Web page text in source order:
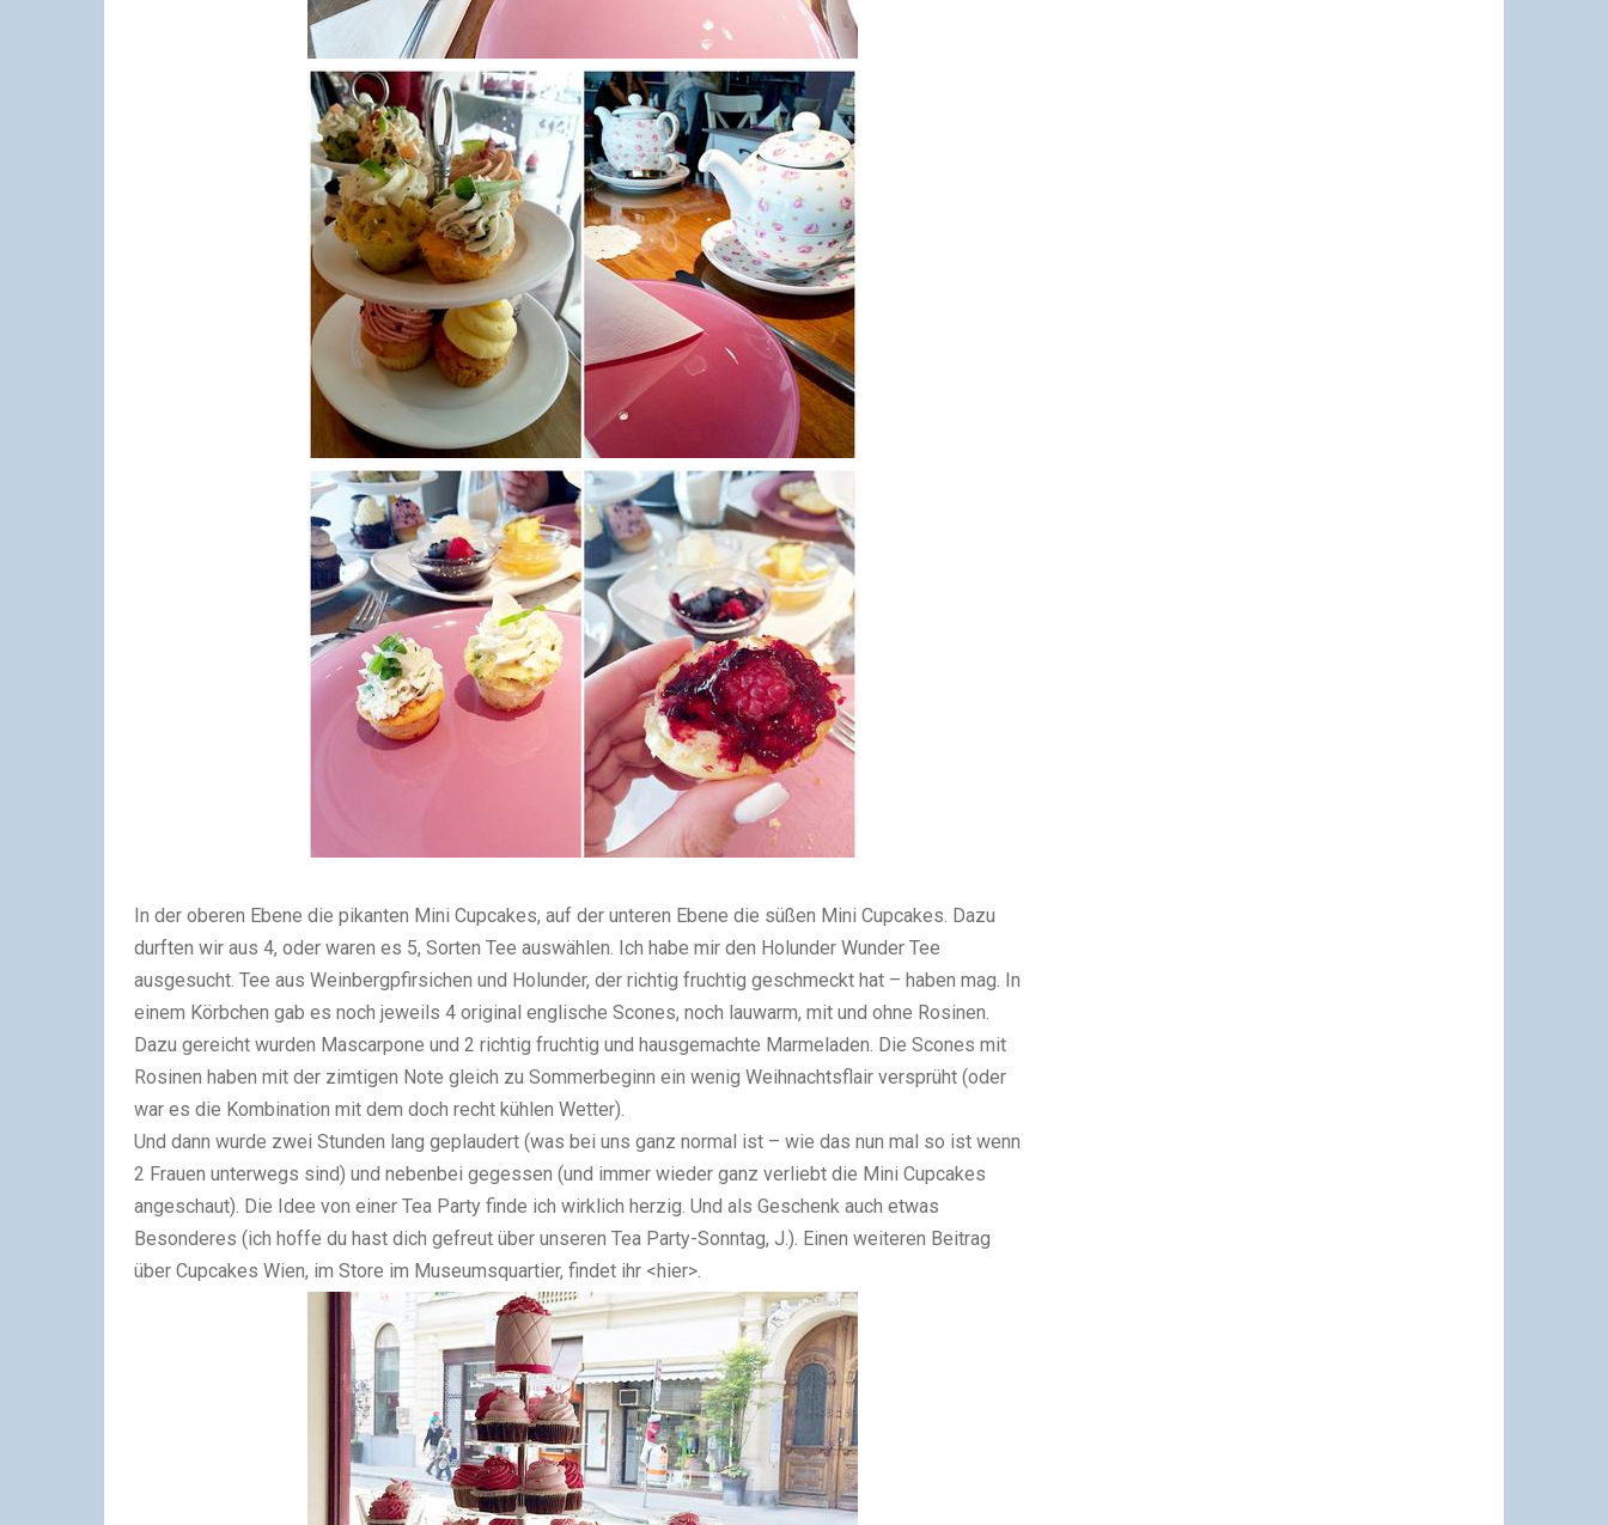
In der oberen Ebene die pikanten Mini Cupcakes, auf der unteren Ebene die süßen Mini Cupcakes. Dazu
durften wir aus 4, oder waren es 5, Sorten Tee auswählen. Ich habe mir den Holunder Wunder Tee
ausgesucht. Tee aus Weinbergpfirsichen und Holunder, der richtig fruchtig geschmeckt hat – haben mag. In
einem Körbchen gab es noch jeweils 4 original englische Scones, noch lauwarm, mit und ohne Rosinen.
Dazu gereicht wurden Mascarpone und 2 richtig fruchtig und hausgemachte Marmeladen. Die Scones mit
Rosinen haben mit der zimtigen Note gleich zu Sommerbeginn ein wenig Weihnachtsflair versprüht (oder
war es die Kombination mit dem doch recht kühlen Wetter).
Und dann wurde zwei Stunden lang geplaudert (was bei uns ganz normal ist – wie das nun mal so ist wenn
2 Frauen unterwegs sind) und nebenbei gegessen (und immer wieder ganz verliebt die Mini Cupcakes
angeschaut). Die Idee von einer Tea Party finde ich wirklich herzig. Und als Geschenk auch etwas
Besonderes (ich hoffe du hast dich gefreut über unseren Tea Party-Sonntag, J.). Einen weiteren Beitrag
über Cupcakes Wien, im Store im Museumsquartier, findet ihr <hier>.